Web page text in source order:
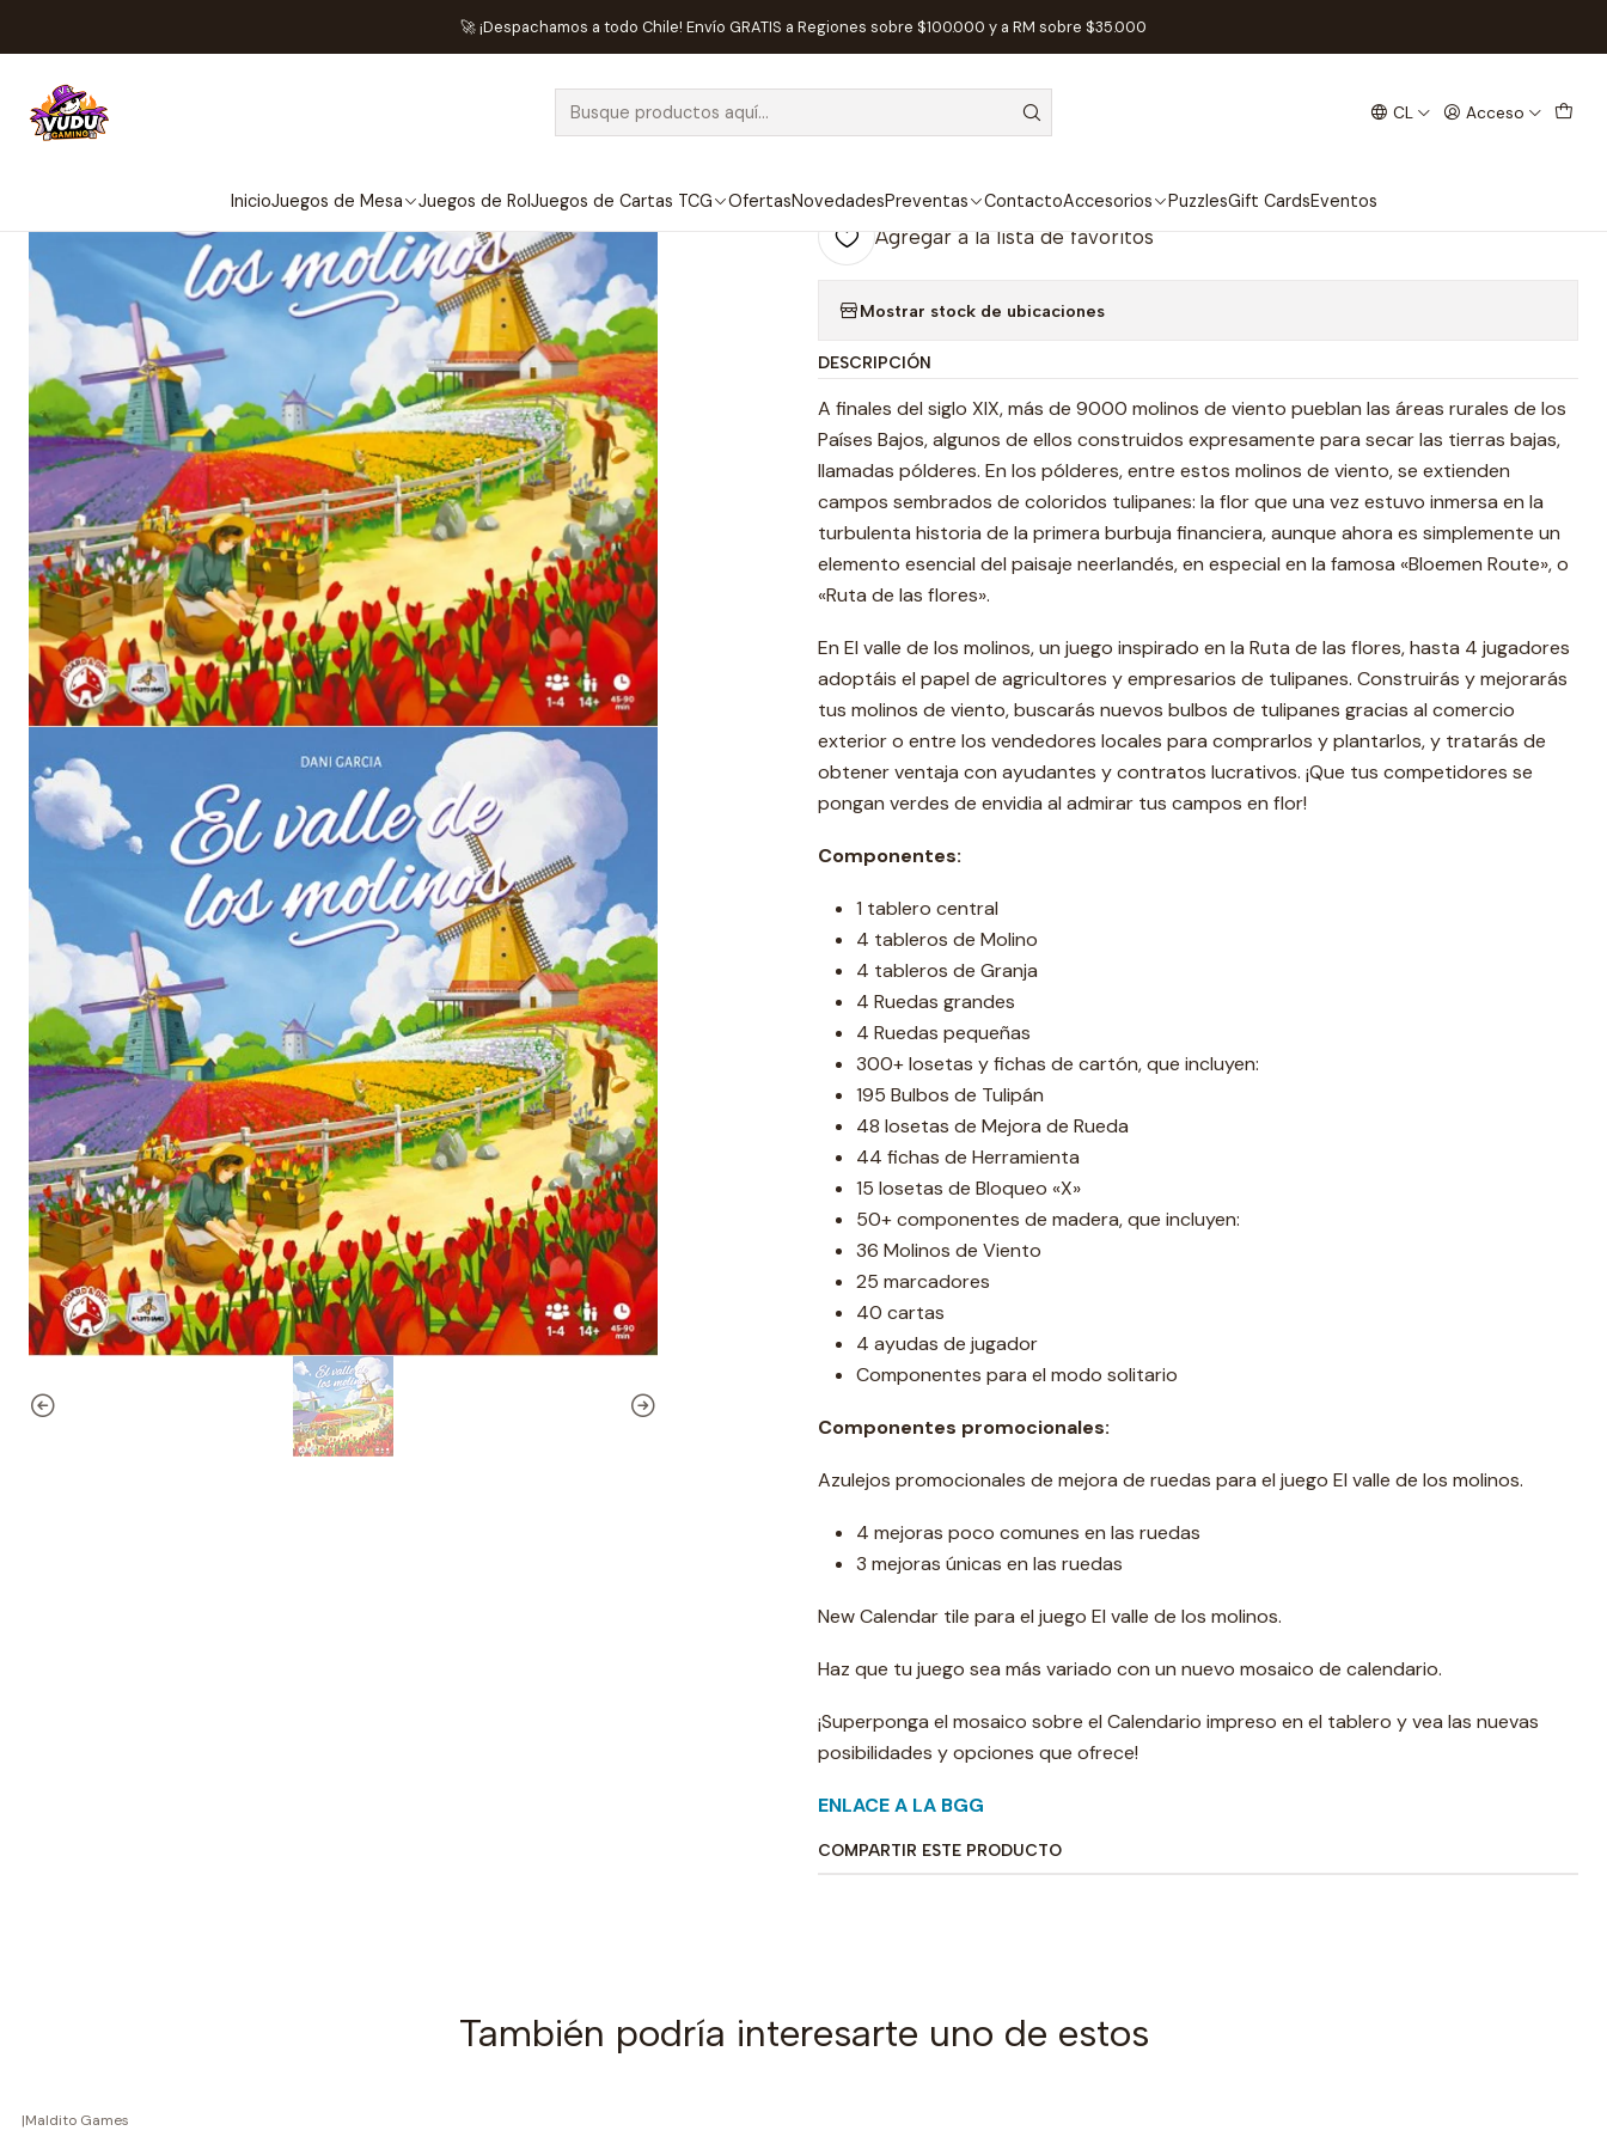
CL Acceso
InicioJuegos de Mesa Juegos de RolJuegos de Cartas TCG OfertasNovedadesPreventas ContactoAccesorios PuzzlesGift CardsEventos
🚀 ¡Despachamos a todo Chile! Envío GRATIS a Regiones sobre $100.000 y a RM sobre $35.000
Editorial Maldito Games El Valle de los Molinos + New Calendar tile + New Wheel Enhancements - Español
AGOTADO
El Valle de los Molinos + New Calendar tile
Agregar a la lista de favoritos
Mostrar stock de ubicaciones
DESCRIPCIÓN
A finales del siglo XIX, más de 9000 molinos de viento pueblan las áreas rurales de los
Países Bajos, algunos de ellos construidos expresamente para secar las tierras bajas,
llamadas pólderes. En los pólderes, entre estos molinos de viento, se extienden
campos sembrados de coloridos tulipanes: la flor que una vez estuvo inmersa en la
turbulenta historia de la primera burbuja financiera, aunque ahora es simplemente un
elemento esencial del paisaje neerlandés, en especial en la famosa «Bloemen Route», o
«Ruta de las flores».
En El valle de los molinos, un juego inspirado en la Ruta de las flores, hasta 4 jugadores
adoptáis el papel de agricultores y empresarios de tulipanes. Construirás y mejorarás
tus molinos de viento, buscarás nuevos bulbos de tulipanes gracias al comercio
exterior o entre los vendedores locales para comprarlos y plantarlos, y tratarás de
obtener ventaja con ayudantes y contratos lucrativos. ¡Que tus competidores se
pongan verdes de envidia al admirar tus campos en flor!
Componentes:
1 tablero central
4 tableros de Molino
4 tableros de Granja
4 Ruedas grandes
4 Ruedas pequeñas
300+ losetas y fichas de cartón, que incluyen:
195 Bulbos de Tulipán
48 losetas de Mejora de Rueda
44 fichas de Herramienta
15 losetas de Bloqueo «X»
50+ componentes de madera, que incluyen:
36 Molinos de Viento
25 marcadores
40 cartas
4 ayudas de jugador
Componentes para el modo solitario
Componentes promocionales:
Azulejos promocionales de mejora de ruedas para el juego El valle de los molinos.
4 mejoras poco comunes en las ruedas
3 mejoras únicas en las ruedas
New Calendar tile para el juego El valle de los molinos.
Haz que tu juego sea más variado con un nuevo mosaico de calendario.
¡Superponga el mosaico sobre el Calendario impreso en el tablero y vea las nuevas
posibilidades y opciones que ofrece!
ENLACE A LA BGG
COMPARTIR ESTE PRODUCTO
También podría interesarte uno de estos
|Maldito Games